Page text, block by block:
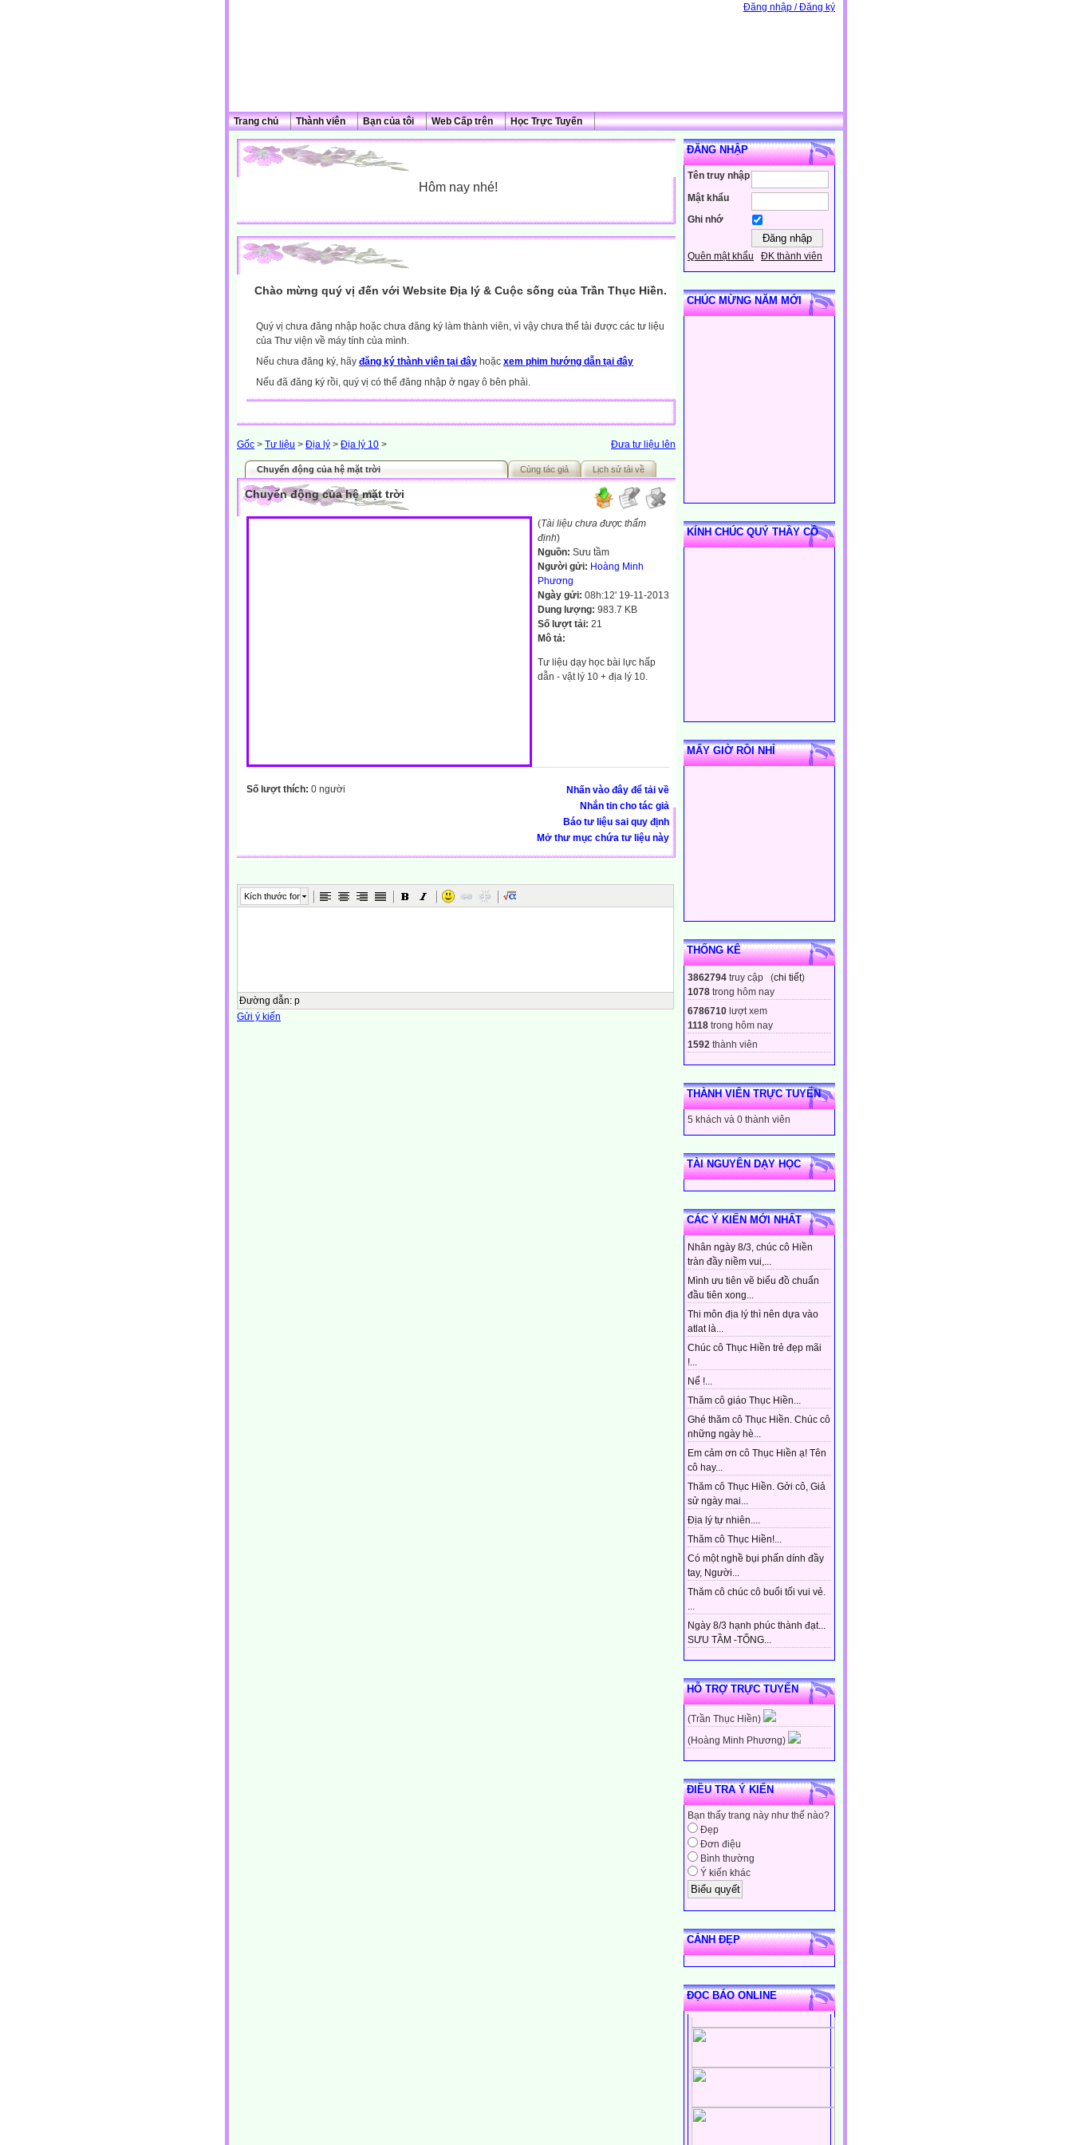
Đăng nhập / Đăng ký
Trang chủ Thành viên Bạn của tôi Web Cấp trên Học Trực Tuyến
ĐĂNG NHẬP
Tên truy nhập
Mật khẩu
Ghi nhớ
Quên mật khẩu ĐK thành viên
CHÚC MỪNG NĂM MỚI
KÍNH CHÚC QUÝ THẦY CÔ
MẤY GIỜ RỒI NHỈ
THỐNG KÊ
3862794 truy cập (chi tiết)
1078 trong hôm nay
6786710 lượt xem
1118 trong hôm nay
1592 thành viên
THÀNH VIÊN TRỰC TUYẾN
5 khách và 0 thành viên
TÀI NGUYÊN DẠY HỌC
CÁC Ý KIẾN MỚI NHẤT
Nhân ngày 8/3, chúc cô Hiền
tràn đầy niềm vui,...
Mình ưu tiên vẽ biểu đồ chuẩn
đầu tiên xong...
Thi môn địa lý thì nên dựa vào
atlat là...
Chúc cô Thục Hiền trẻ đẹp mãi
!...
Nể !...
Thăm cô giáo Thục Hiền...
Ghé thăm cô Thục Hiền. Chúc cô
những ngày hè...
Em cảm ơn cô Thục Hiền ạ! Tên
cô hay...
Thăm cô Thục Hiền. Gởi cô, Giả
sử ngày mai...
Địa lý tự nhiên....
Thăm cô Thục Hiền!...
Có một nghề bụi phấn dính đầy
tay, Người...
Thăm cô chúc cô buổi tối vui vẻ.
...
Ngày 8/3 hạnh phúc thành đạt...
SƯU TẦM -TỔNG...
HỖ TRỢ TRỰC TUYẾN
(Trần Thục Hiền)
(Hoàng Minh Phương)
ĐIỀU TRA Ý KIẾN
Bạn thấy trang này như thế nào?
Đẹp
Đơn điệu
Bình thường
Ý kiến khác
CẢNH ĐẸP
ĐỌC BÁO ONLINE
Hôm nay nhé!
Chào mừng quý vị đến với Website Địa lý & Cuộc sống của Trần Thục Hiền.
Quý vị chưa đăng nhập hoặc chưa đăng ký làm thành viên, vì vậy chưa thể tải được các tư liệu
của Thư viện về máy tính của mình.
Nếu chưa đăng ký, hãy đăng ký thành viên tại đây hoặc xem phim hướng dẫn tại đây
Nếu đã đăng ký rồi, quý vị có thể đăng nhập ở ngay ô bên phải.
Đưa tư liệu lên
Gốc > Tư liệu > Địa lý > Địa lý 10 >
Chuyển động của hệ mặt trời Cùng tác giả Lịch sử tải về
Chuyển động của hệ mặt trời
(Tài liệu chưa được thẩm
định)
Nguồn: Sưu tầm
Người gửi: Hoàng Minh
Phương
Ngày gửi: 08h:12' 19-11-2013
Dung lượng: 983.7 KB
Số lượt tải: 21
Mô tả:
Tư liệu dạy học bài lực hấp
dẫn - vật lý 10 + địa lý 10.
Nhấn vào đây để tải về
Nhắn tin cho tác giả
Báo tư liệu sai quy định
Mở thư mục chứa tư liệu này
Số lượt thích: 0 người
Kích thước font
Đường dẫn: p
Gửi ý kiến